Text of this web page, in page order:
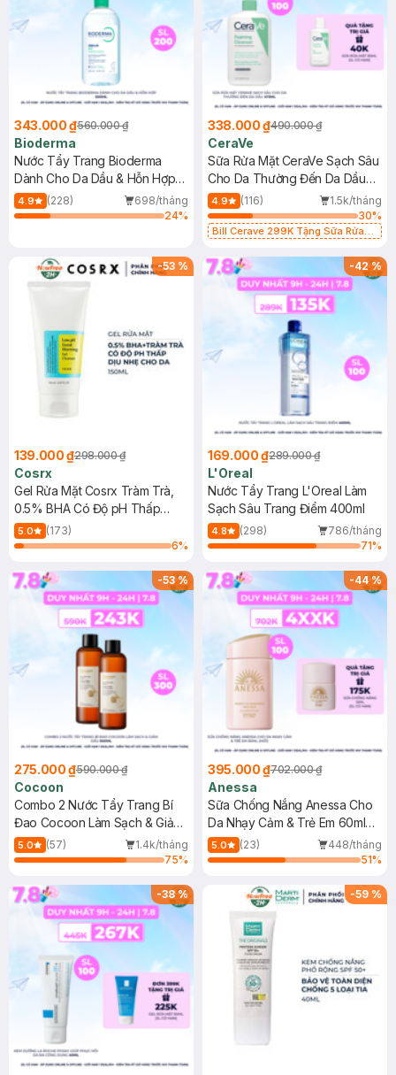
343.000 ₫560.000 ₫
Bioderma
Nước Tẩy Trang Bioderma
Dành Cho Da Dầu & Hỗn Hợp
500ml
4.9 (228)
698/tháng
24%
338.000 ₫490.000 ₫
CeraVe
Sữa Rửa Mặt CeraVe Sạch Sâu
Cho Da Thường Đến Da Dầu
473ml
4.9 (116)
1.5k/tháng
30%
Bill Cerave 299K Tặng Sữa Rửa
-53 %
139.000 ₫298.000 ₫
Cosrx
Gel Rửa Mặt Cosrx Tràm Trà,
0.5% BHA Có Độ pH Thấp
150ml
5.0
(173)
6%
-42%
169.000 ₫289.000 ₫
L'Oreal
Nước Tẩy Trang L'Oreal Làm
Sạch Sâu Trang Điểm 400ml
4.8 (298)
786/tháng
71%
-53%
275.000 ₫590.000 ₫
Cocoon
Combo 2 Nước Tẩy Trang Bí
Đao Cocoon Làm Sạch & Giảm
Dầu 500ml
5.0 (57)
1.4k/tháng
75%
-44%
395.000 ₫702.000 ₫
Anessa
Sữa Chống Nắng Anessa Cho
Da Nhạy Cảm & Trẻ Em 60ml
(Mới)
5.0 (23)
448/tháng
51%
-38% -59 %